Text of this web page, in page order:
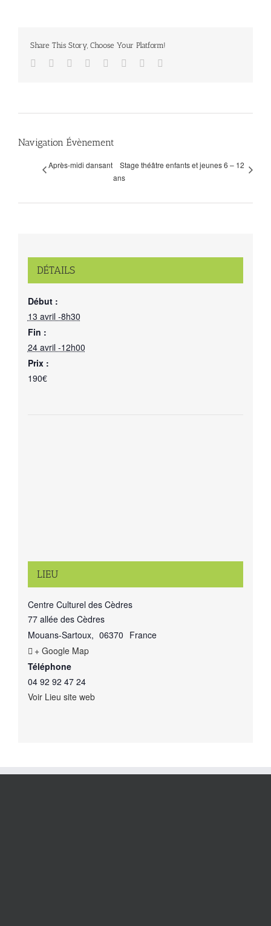
Share This Story, Choose Your Platform!
Facebook
TwitterReddit LinkedIn
TumblrPinterest
Navigation Évènement
Après-midi dansant
Stage théâtre enfants et jeunes 6 – 12
ans
DÉTAILS
Début :
13 avril -8h30
Fin :
24 avril -12h00
Prix :
190€
LIEU
Centre Culturel des Cèdres
77 allée des Cèdres
Mouans-Sartoux, 06370 France
+ Google Map
Téléphone
04 92 92 47 24
Voir Lieu site web